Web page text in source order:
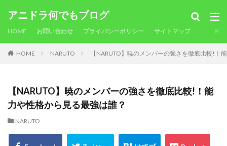
アニドラ何でもブログ
HOME お問い合わせ プライバシーポリシー サイトマップ
HOME NARUTO 【NARUTO】暁のメンバーの強さを徹底比較!！
【NARUTO】暁のメンバーの強さを徹底比較!！能
力や性格から見る最強は誰？
NARUTO